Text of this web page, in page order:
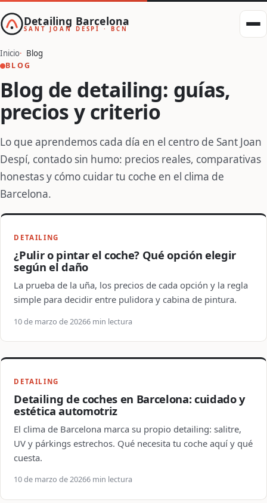
Detailing Barcelona
SANT JOAN DESPÍ · BCN
Inicio Blog
BLOG
Blog de detailing: guías,
precios y criterio
Lo que aprendemos cada día en el centro de Sant Joan
Despí, contado sin humo: precios reales, comparativas
honestas y cómo cuidar tu coche en el clima de
Barcelona.
DETAILING
¿Pulir o pintar el coche? Qué opción elegir
según el daño
La prueba de la uña, los precios de cada opción y la regla
simple para decidir entre pulidora y cabina de pintura.
10 de marzo de 20266 min lectura
DETAILING
Detailing de coches en Barcelona: cuidado y
estética automotriz
El clima de Barcelona marca su propio detailing: salitre,
UV y párkings estrechos. Qué necesita tu coche aquí y qué
cuesta.
10 de marzo de 20266 min lectura